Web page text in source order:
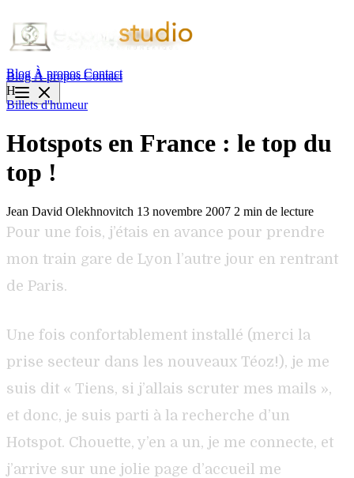
Blog À propos Contact
BlogÀ proposContact
H
Billets d'humeur
Hotspots en France : le top du
top !
Jean David Olekhnovitch 13 novembre 2007 2 min de lecture
Pour une fois, j’étais en avance pour prendre
mon train gare de Lyon l’autre jour en rentrant
de Paris.
Une fois confortablement installé (merci la
prise secteur dans les nouveaux Téoz!), je me
suis dit « Tiens, si j’allais scruter mes mails »,
et donc, je suis parti à la recherche d’un
Hotspot. Chouette, y’en a un, je me connecte, et
j’arrive sur une jolie page d’accueil me